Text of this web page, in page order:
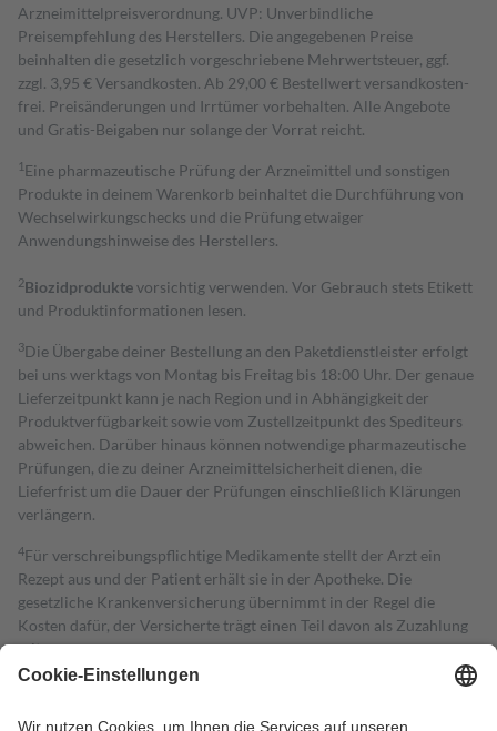
Arzneimittelpreisverordnung. UVP: Unverbindliche
Preisempfehlung des Herstellers. Die angegebenen Preise
beinhalten die gesetzlich vorgeschriebene Mehrwertsteuer, ggf.
zzgl. 3,95 € Versandkosten. Ab 29,00 € Bestell­wert versand­kosten­
frei. Preisänderungen und Irrtümer vorbehalten. Alle Angebote
und Gratis-Beigaben nur solange der Vorrat reicht.
1 Eine pharmazeutische Prüfung der Arzneimittel und sonstigen
Produkte in deinem Warenkorb beinhaltet die Durchführung von
Wechselwirkungschecks und die Prüfung etwaiger
Anwendungshinweise des Herstellers.
2Biozidproduktevorsichtig verwenden. Vor Gebrauch stets Etikett
und Produktinformationen lesen.
3Die Übergabe deiner Bestellung an den Paketdienstleister erfolgt
bei uns werktags von Montag bis Freitag bis 18:00 Uhr. Der genaue
Lieferzeitpunkt kann je nach Region und in Abhängigkeit der
Produktverfügbarkeit sowie vom Zustellzeitpunkt des Spediteurs
abweichen. Darüber hinaus können notwendige pharmazeutische
Prüfungen, die zu deiner Arzneimittelsicherheit dienen, die
Lieferfrist um die Dauer der Prüfungen einschließlich Klärungen
verlängern.
4Für verschreibungspflichtige Medikamente stellt der Arzt ein
Rezept aus und der Patient erhält sie in der Apotheke. Die
gesetzliche Krankenversicherung übernimmt in der Regel die
Kosten dafür, der Versicherte trägt einen Teil davon als Zuzahlung
mit.
Grundsätzlich leisten Mitglieder Zuzahlungen in Höhe von zehn
höchstens zehn Euro.
Es sind jedoch nie mehr als die tatsächlichen